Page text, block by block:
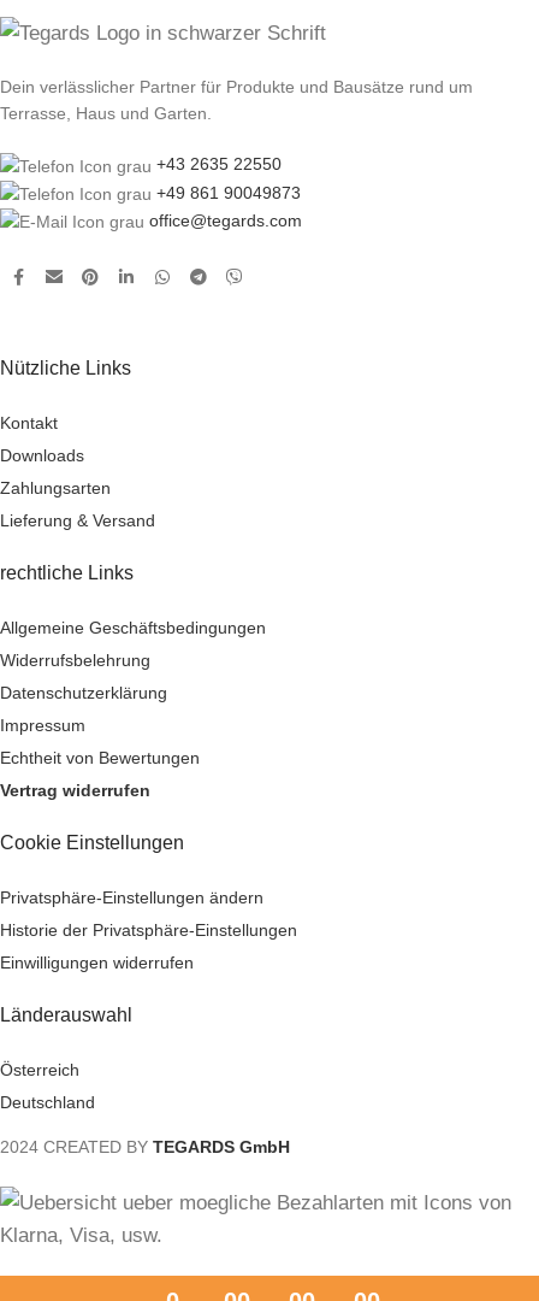
Dein verlässlicher Partner für Produkte und Bausätze rund um
Terrasse, Haus und Garten.
+43 2635 22550
+49 861 90049873
office@tegards.com
Nützliche Links
Kontakt
Downloads
Zahlungsarten
Lieferung & Versand
rechtliche Links
Allgemeine Geschäftsbedingungen
Widerrufsbelehrung
Datenschutzerklärung
Impressum
Echtheit von Bewertungen
Vertrag widerrufen
Cookie Einstellungen
Privatsphäre-Einstellungen ändern
Historie der Privatsphäre-Einstellungen
Einwilligungen widerrufen
Länderauswahl
Österreich
Deutschland
2024 CREATED BY TEGARDS GmbH